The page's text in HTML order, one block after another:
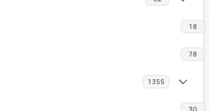
18
78
1355